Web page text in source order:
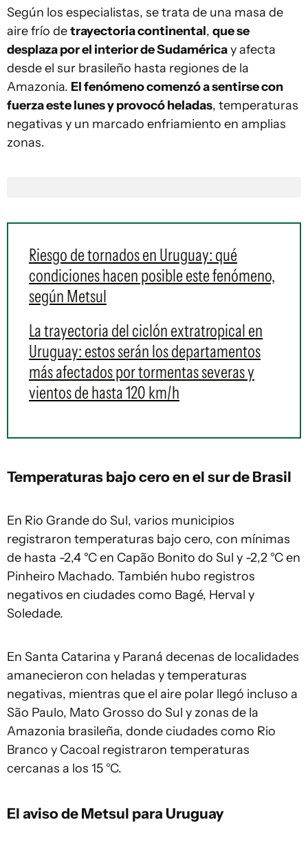
Según los especialistas, se trata de una masa de
aire frío detrayectoria continental, que se
desplaza por el interior de Sudaméricay afecta
desde el sur brasileño hasta regiones de la
Amazonia. El fenómeno comenzó a sentirse con
fuerza este lunes y provocó heladas, temperaturas
negativas y un marcado enfriamiento en amplias
zonas.
Riesgo de tornados en Uruguay: qué
condiciones hacen posible este fenómeno,
según Metsul
La trayectoria del ciclón extratropical en
Uruguay: estos serán los departamentos
más afectados por tormentas severas y
vientos de hasta 120 km/h
Temperaturas bajo cero en el sur de Brasil
En Rio Grande do Sul, varios municipios
registraron temperaturas bajo cero, con mínimas
de hasta -2,4 °C en Capão Bonito do Sul y -2,2 °C en
Pinheiro Machado. También hubo registros
negativos en ciudades como Bagé, Herval y
Soledade.
En Santa Catarina y Paraná decenas de localidades
amanecieron con heladas y temperaturas
negativas, mientras que el aire polar llegó incluso a
São Paulo, Mato Grosso do Sul y zonas de la
Amazonia brasileña, donde ciudades como Rio
Branco y Cacoal registraron temperaturas
cercanas a los 15 °C.
El aviso de Metsul para Uruguay